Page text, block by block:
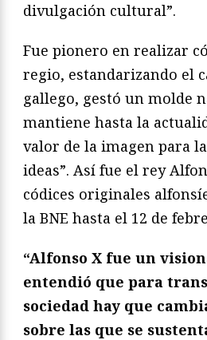
divulgación cultural”.
Fue pionero en realizar
regio, estandarizando el
gallego, gestó un molde
mantiene hasta la
valor de la imagen para
ideas”. Así fue el rey
códices originales
la BNE hasta el 12 de
“Alfonso X fue un
entendió que para
sociedad hay que
sobre las que se